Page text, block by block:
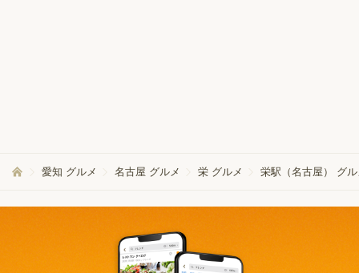
愛知 グルメ 名古屋 グルメ 栄 グルメ 栄駅（名古屋） グ